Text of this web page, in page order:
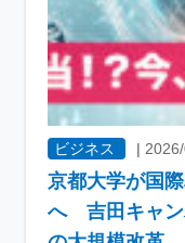
ビジネス |
京都大学が国
へ 吉田キャン